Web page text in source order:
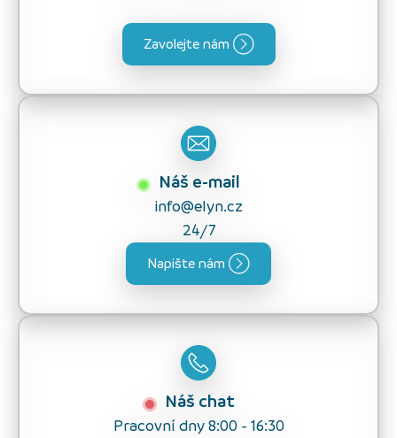
Zavolejte nám
Náš e-mail
info@elyn.cz
24/7
Napište nám
Náš chat
Pracovní dny 8:00 - 16:30